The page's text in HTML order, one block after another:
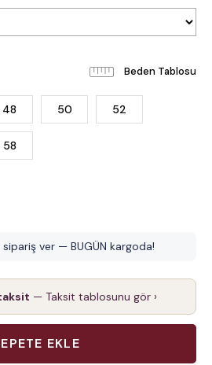
Beden Tablosu
48 50 52
58
ver — BUGÜN kargoda!
— Taksit tablosunu gör ›